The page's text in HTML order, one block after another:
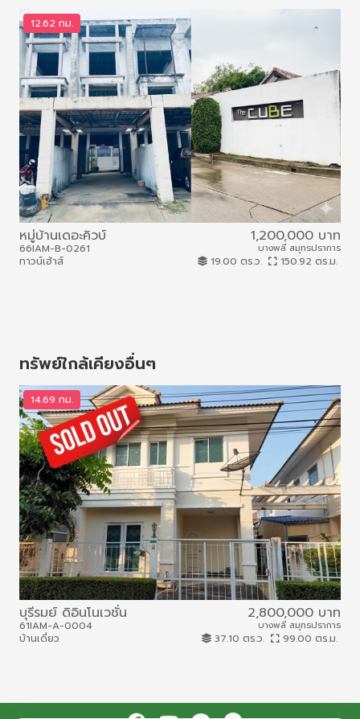
12.62 กม.
หมู่บ้านเดอะคิวบ์ 1,200,000 บาท
66IAM-B-0261
ทาวน์เฮ้าส์
บางพลี สมุทรปราการ
19.00 ตร.ว. 150.92 ตร.ม.
ทรัพย์ใกล้เคียงอื่นๆ
14.69 กม.
บุรีรมย์ ดิอินโนเวชั่น 2,800,000 บาท
61IAM-A-0004
บ้านเดี่ยว
บางพลี สมุทรปราการ
37.10 ตร.ว. 99.00 ตร.ม.